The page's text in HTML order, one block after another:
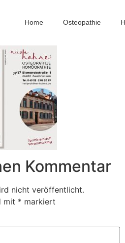
Home Osteopathie
Kommentar
nicht veröffentlicht.
mit * markiert